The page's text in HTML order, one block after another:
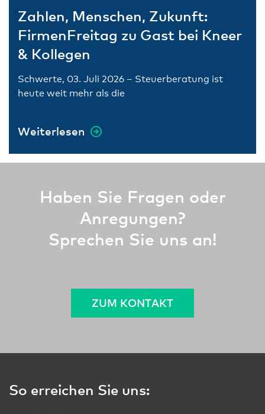
Zahlen, Menschen, Zukunft:
FirmenFreitag zu Gast bei Kneer
& Kollegen
Schwerte, 03. Juli 2026 – Steuerberatung ist
heute weit mehr als die
Weiterlesen
Haben Sie Fragen oder
Anregungen?
Sprechen Sie uns an!
ZUM KONTAKT
So erreichen Sie uns: